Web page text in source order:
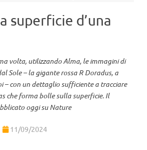
superficie d’una
volta, utilizzando Alma, le immagini di
Sole – la gigante rossa R Doradus, a
– con un dettaglio sufficiente a tracciare
che forma bolle sulla superficie. Il
oggi su Nature
11/09/2024